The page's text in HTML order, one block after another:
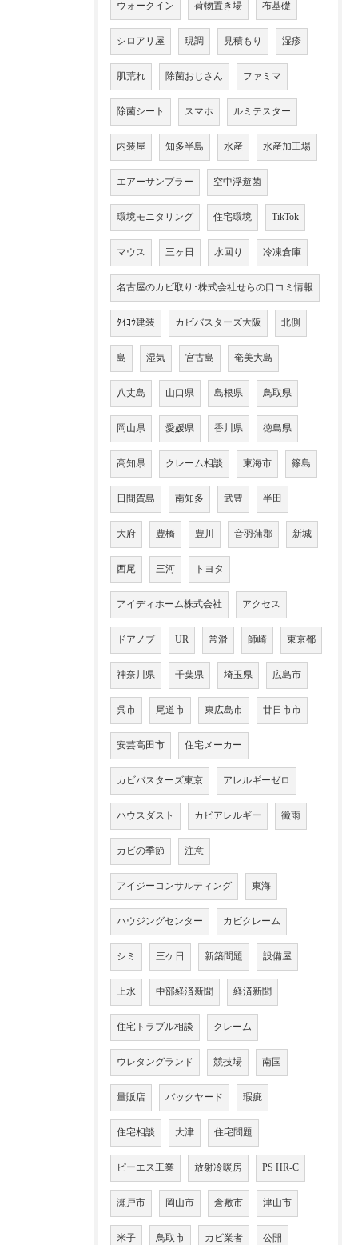
ウォークイン 荷物置き場 布基礎
シロアリ屋 現調 見積もり 湿疹
肌荒れ 除菌おじさん ファミマ
除菌シート スマホ ルミテスター
内装屋 知多半島 水産 水産加工場
エアーサンプラー 空中浮遊菌
環境モニタリング 住宅環境 TikTok
マウス 三ヶ日 水回り 冷凍倉庫
名古屋のカビ取り･株式会社せらの口コミ情報
ﾀｲｺｳ建装 カビバスターズ大阪 北側
島 湿気 宮古島 奄美大島
八丈島 山口県 島根県 鳥取県
岡山県 愛媛県 香川県 徳島県
高知県 クレーム相談 東海市 篠島
日間賀島 南知多 武豊 半田
大府 豊橋 豊川 音羽蒲郡 新城
西尾 三河 トヨタ
アイディホーム株式会社 アクセス
ドアノブ UR 常滑 師崎 東京都
神奈川県 千葉県 埼玉県 広島市
呉市 尾道市 東広島市 廿日市市
安芸高田市 住宅メーカー
カビバスターズ東京 アレルギーゼロ
ハウスダスト カビアレルギー 黴雨
カビの季節 注意
アイジーコンサルティング 東海
ハウジングセンター カビクレーム
シミ 三ケ日 新築問題 設備屋
上水 中部経済新聞 経済新聞
住宅トラブル相談 クレーム
ウレタングランド 競技場 南国
量販店 バックヤード 瑕疵
住宅相談 大津 住宅問題
ピーエス工業 放射冷暖房 PS HR-C
瀬戸市 岡山市 倉敷市 津山市
米子 鳥取市 カビ業者 公開